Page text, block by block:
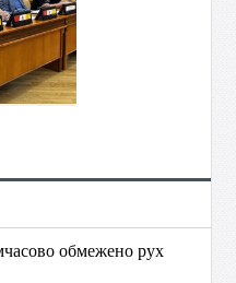
обмежено рух